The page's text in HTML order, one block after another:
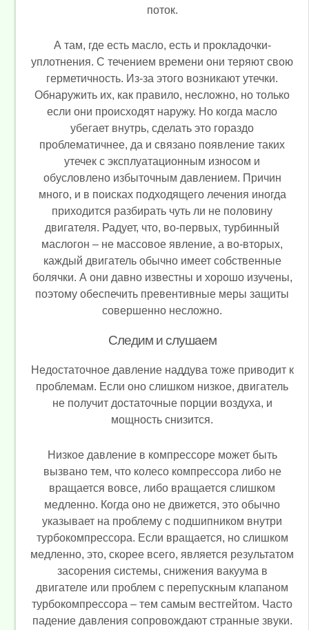
поток.
А там, где есть масло, есть и прокладочки-
уплотнения. С течением времени они теряют свою
герметичность. Из-за этого возникают утечки.
Обнаружить их, как правило, несложно, но только
если они происходят наружу. Но когда масло
убегает внутрь, сделать это гораздо
проблематичнее, да и связано появление таких
утечек с эксплуатационным износом и
обусловлено избыточным давлением. Причин
много, и в поисках подходящего лечения иногда
приходится разбирать чуть ли не половину
двигателя. Радует, что, во-первых, турбинный
маслогон – не массовое явление, а во-вторых,
каждый двигатель обычно имеет собственные
болячки. А они давно известны и хорошо изучены,
поэтому обеспечить превентивные меры защиты
совершенно несложно.
Следим и слушаем
Недостаточное давление наддува тоже приводит к
проблемам. Если оно слишком низкое, двигатель
не получит достаточные порции воздуха, и
мощность снизится.
Низкое давление в компрессоре может быть
вызвано тем, что колесо компрессора либо не
вращается вовсе, либо вращается слишком
медленно. Когда оно не движется, это обычно
указывает на проблему с подшипником внутри
турбокомпрессора. Если вращается, но слишком
медленно, это, скорее всего, является результатом
засорения системы, снижения вакуума в
двигателе или проблем с перепускным клапаном
турбокомпрессора – тем самым вестгейтом. Часто
падение давления сопровождают странные звуки.